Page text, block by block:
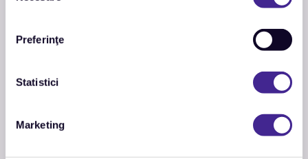
Preferinţe
Statistici
Marketing